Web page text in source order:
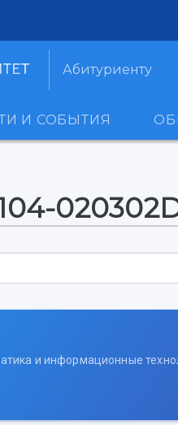
Абитуриенту
И СОБЫТИЯ
и информационные